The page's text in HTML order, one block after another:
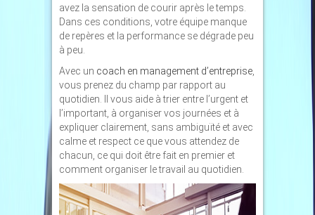
avez la sensation de courir après le temps.
Dans ces conditions, votre équipe manque
de repères et la performance se dégrade peu
à peu.
Avec un coach en management d’entreprise
vous prenez du champ par rapport au
quotidien. Il vous aide à trier entre l’urgent et
l’important, à organiser vos journées et à
expliquer clairement, sans ambiguïté et avec
calme et respect ce que vous attendez de
chacun, ce qui doit être fait en premier et
comment organiser le travail au quotidien.